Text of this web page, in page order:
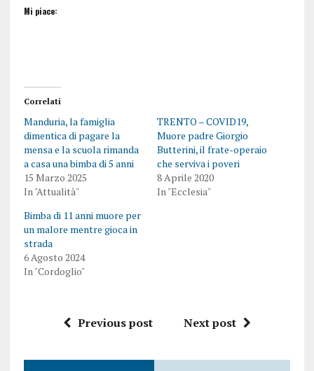
Mi piace:
Correlati
Manduria, la famiglia
dimentica di pagare la
mensa e la scuola rimanda
a casa una bimba di 5 anni
15 Marzo 2025
In "Attualità"
TRENTO – COVID19,
Muore padre Giorgio
Butterini, il frate-operaio
che serviva i poveri
8 Aprile 2020
In "Ecclesia"
Bimba di 11 anni muore per
un malore mentre gioca in
strada
6 Agosto 2024
In "Cordoglio"
Previous post Next post